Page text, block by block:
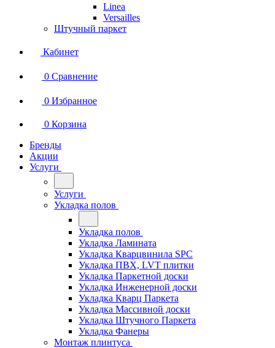
Linea
Versailles
Штучный паркет
Кабинет
0 Сравнение
0 Избранное
0 Корзина
Бренды
Акции
Услуги
Услуги
Укладка полов
Укладка полов
Укладка Ламината
Укладка Кварцвинила SPC
Укладка ПВХ, LVT плитки
Укладка Паркетной доски
Укладка Инженерной доски
Укладка Кварц Паркета
Укладка Массивной доски
Укладка Штучного Паркета
Укладка Фанеры
Монтаж плинтуса